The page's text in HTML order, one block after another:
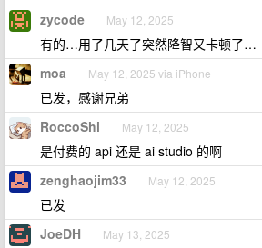
zycode May 12, 2025
有的…用了几天了突然降智又卡顿了…
moa May 12, 2025 via iPhone
已发，感谢兄弟
RoccoShi May 12, 2025
是付费的 api 还是 ai studio 的啊
zenghaojim33 May 12, 2025
已发
JoeDH May 13, 2025